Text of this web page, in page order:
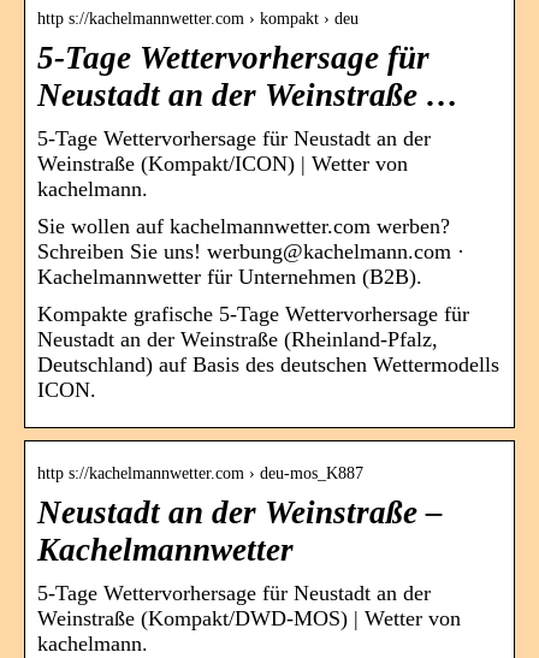
http s://kachelmannwetter.com › kompakt › deu
5-Tage Wettervorhersage für
Neustadt an der Weinstraße …
5-Tage Wettervorhersage für Neustadt an der
Weinstraße (Kompakt/ICON) | Wetter von
kachelmann.
Sie wollen auf kachelmannwetter.com werben?
Schreiben Sie uns! werbung@kachelmann.com ·
Kachelmannwetter für Unternehmen (B2B).
Kompakte grafische 5-Tage Wettervorhersage für
Neustadt an der Weinstraße (Rheinland-Pfalz,
Deutschland) auf Basis des deutschen Wettermodells
ICON.
http s://kachelmannwetter.com › deu-mos_K887
Neustadt an der Weinstraße –
Kachelmannwetter
5-Tage Wettervorhersage für Neustadt an der
Weinstraße (Kompakt/DWD-MOS) | Wetter von
kachelmann.